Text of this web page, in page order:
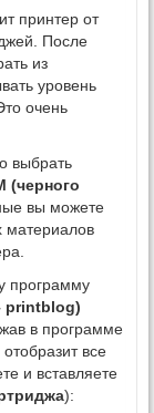
принтер от
После
из
уровень
очень
выбрать
(черного
вы можете
материалов
программу
printblog)
в программе
все
и вставляете
):